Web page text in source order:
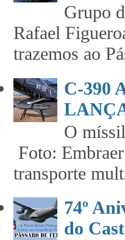
Grupo
Rafael
trazemos ao
C-390
O
Foto:
transporte
74º
do